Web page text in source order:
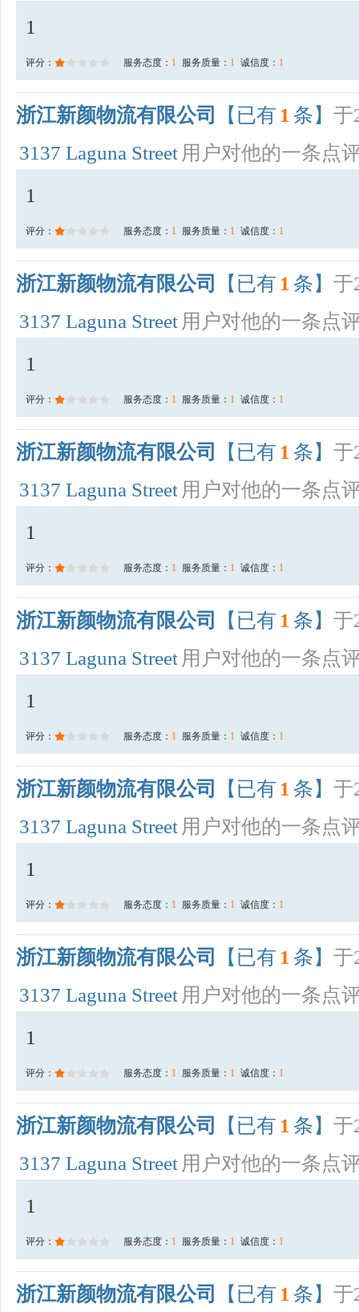
1
评分： 服务态度： 1 服务质量： 1 诚信度： 1
浙江新颜物流有限公司 【已有 1 条】 于
3137 Laguna Street 用户对他的一条点
1
评分： 服务态度： 1 服务质量： 1 诚信度： 1
浙江新颜物流有限公司 【已有 1 条】 于
3137 Laguna Street 用户对他的一条点
1
评分： 服务态度： 1 服务质量： 1 诚信度： 1
浙江新颜物流有限公司 【已有 1 条】 于
3137 Laguna Street 用户对他的一条点
1
评分： 服务态度： 1 服务质量： 1 诚信度： 1
浙江新颜物流有限公司 【已有 1 条】 于
3137 Laguna Street 用户对他的一条点
1
评分： 服务态度： 1 服务质量： 1 诚信度： 1
浙江新颜物流有限公司 【已有 1 条】 于
3137 Laguna Street 用户对他的一条点
1
评分： 服务态度： 1 服务质量： 1 诚信度： 1
浙江新颜物流有限公司 【已有 1 条】 于
3137 Laguna Street 用户对他的一条点
1
评分： 服务态度： 1 服务质量： 1 诚信度： 1
浙江新颜物流有限公司 【已有 1 条】 于
3137 Laguna Street 用户对他的一条点
1
评分： 服务态度： 1 服务质量： 1 诚信度： 1
浙江新颜物流有限公司 【已有 1 条】 于